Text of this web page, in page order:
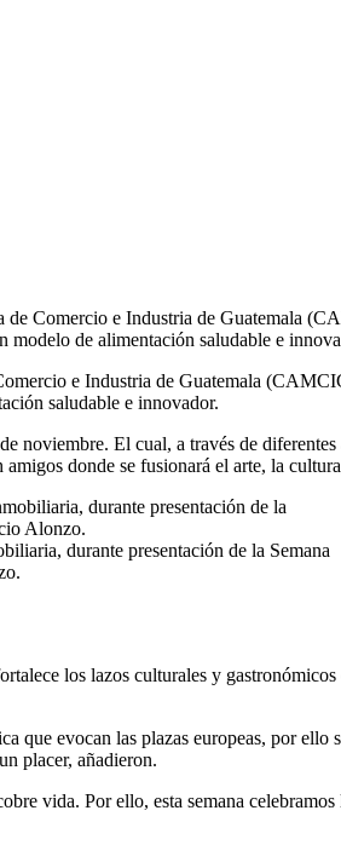
Comercio e Industria de Guatemala
de alimentación saludable e
e Industria de Guatemala
saludable e innovador.
noviembre. El cual, a través de
donde se fusionará el arte, la
durante presentación de la Semana
los lazos culturales y
que evocan las plazas europeas, por
placer, añadieron.
vida. Por ello, esta semana